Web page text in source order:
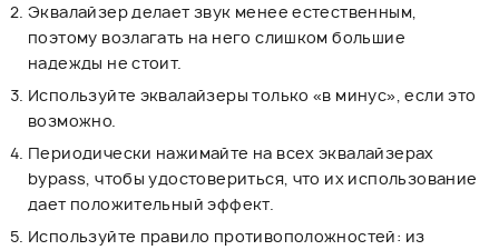
Эквалайзер делает звук менее естественным,
поэтому возлагать на него слишком большие
надежды не стоит.
Используйте эквалайзеры только «в минус», если это
возможно.
Периодически нажимайте на всех эквалайзерах
bypass, чтобы удостовериться, что их использование
дает положительный эффект.
Используйте правило противоположностей: из